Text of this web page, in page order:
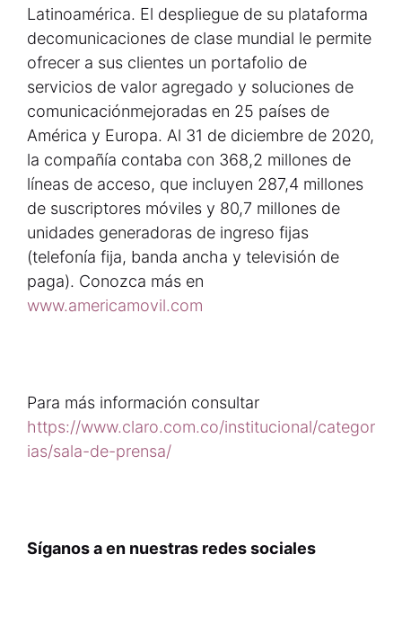
Latinoamérica. El despliegue de su plataforma
decomunicaciones de clase mundial le permite
ofrecer a sus clientes un portafolio de
servicios de valor agregado y soluciones de
comunicaciónmejoradas en 25 países de
América y Europa. Al 31 de diciembre de 2020,
la compañía contaba con 368,2 millones de
líneas de acceso, que incluyen 287,4 millones
de suscriptores móviles y 80,7 millones de
unidades generadoras de ingreso fijas
(telefonía fija, banda ancha y televisión de
paga). Conozca más en
www.americamovil.com
Para más información consultar
https://www.claro.com.co/institucional/categor
ias/sala-de-prensa/
Síganos a en nuestras redes sociales